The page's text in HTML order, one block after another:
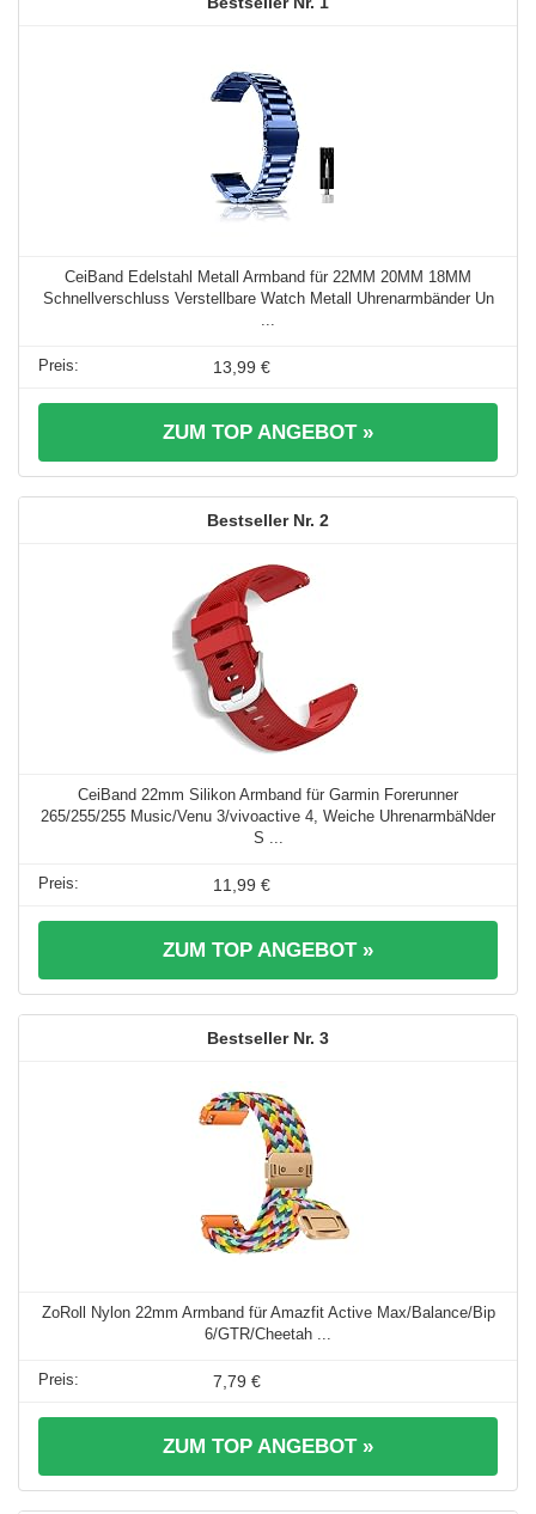
CeiBand Edelstahl Metall Armband für 22MM 20MM 18MM
Schnellverschluss Verstellbare Watch Metall Uhrenarmbänder Un
13,99 €
ZUM TOP ANGEBOT »
2
CeiBand 22mm Silikon Armband für Garmin Forerunner
265/255/255 Music/Venu 3/vivoactive 4, Weiche UhrenarmbäNder
S ...
11,99 €
ZUM TOP ANGEBOT »
3
ZoRoll Nylon 22mm Armband für Amazfit Active Max/Balance/Bip
6/GTR/Cheetah ...
7,79 €
ZUM TOP ANGEBOT »